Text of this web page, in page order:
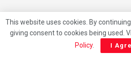
About Privacy Policy
This website uses cookies. By
giving consent to cookies being used.
Policy. I